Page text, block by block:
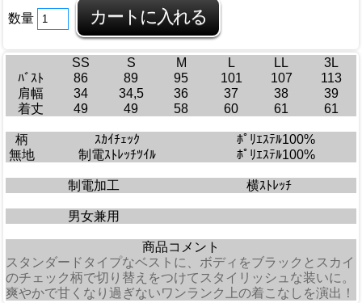
数量
SS S M L LL
3L
ﾊﾞｽﾄ
86 89 95 101 107
113
肩幅
34 34,5 36 37 38
39
着丈
49 49 58 60 61 61
柄 ｽｶｲﾁｪｯｸ
ﾎﾟﾘｴｽﾃﾙ100%
無地
制電ｽﾄﾚｯﾁﾂｲﾙ ﾎﾟﾘｴｽﾃﾙ100%
制電加工 横ｽﾄﾚｯﾁ
男女兼用
商品コメント
スタンダードタイプなベストに、ボディをブラックとスカイ
のチェック柄で切り替えをつけてスタイリッシュな装いに。
爽やかで甘くなり過ぎないワンランク上の着こなしを演出！